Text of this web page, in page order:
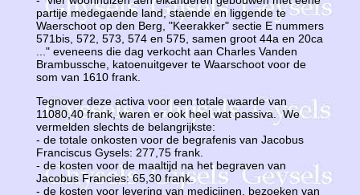
partije medegaende land, staende en liggende te
Waerschoot op den Berg, "Keerakker" sectie E nummers
571bis, 572, 573, 574 en 575, samen groot 44a en 20ca
..." eveneens die dag verkocht aan Charles Vanden
Brambussche, katoenuitgever te Waarschoot voor de
som van 1610 frank.
Tegnover deze activa voor een totale waarde van
11080,40 frank, waren er ook heel wat passiva. We
vermelden slechts de belangrijkste:
- de totale onkosten voor de begrafenis van Jacobus
Franciscus Gysels: 277,75 frank.
- de kosten voor de maaltijd na het begraven van
Jacobus Francies: 65,30 frank.
- de kosten voor levering van medicijnen, bezoeken van